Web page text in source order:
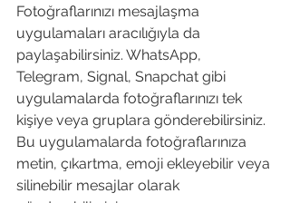
Fotoğraflarınızı mesajlaşma
uygulamaları aracılığıyla da
paylaşabilirsiniz. WhatsApp,
Telegram, Signal, Snapchat gibi
uygulamalarda fotoğraflarınızı tek
kişiye veya gruplara gönderebilirsiniz.
Bu uygulamalarda fotoğraflarınıza
metin, çıkartma, emoji ekleyebilir veya
silinebilir mesajlar olarak